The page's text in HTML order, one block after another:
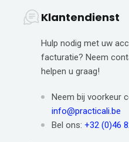
Klantendienst
Hulp nodig met uw
facturatie? Neem
helpen u graag!
Neem bij voorkeur
info@practicali.be
Bel ons: +32 (0)46